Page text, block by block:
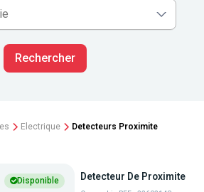
Rechercher
Electrique Detecteurs Proximite
Disponible Detecteur De Proximite